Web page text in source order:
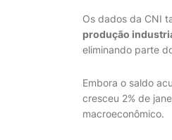
Os dados da CNI
produção
eliminando parte
Embora o saldo
cresceu 2% de
macroeconômico.